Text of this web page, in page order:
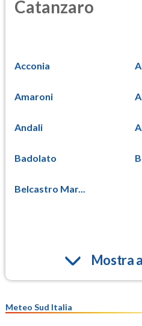
Catanzaro
Acconia
Amaroni
Andali
Badolato
Belcastro Mar...
Mostra
Meteo Sud Italia